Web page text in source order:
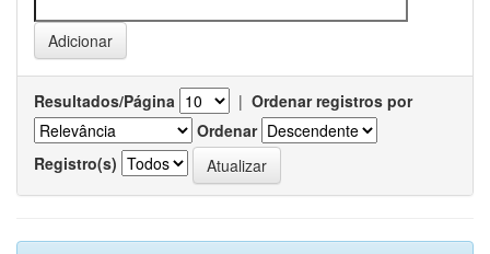
Resultados/Página | Ordenar registros por
Ordenar
Registro(s)